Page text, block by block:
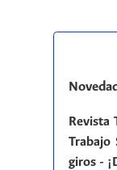
Revista
Trabajo
giros -